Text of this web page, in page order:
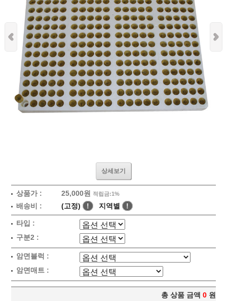
상세보기
상품가 : 25,000원 적립금:1%
배송비 : (고정) ! 지역별 !
타입 :
구분2 :
암면블럭 :
암면매트 :
총 상품 금액 0 원